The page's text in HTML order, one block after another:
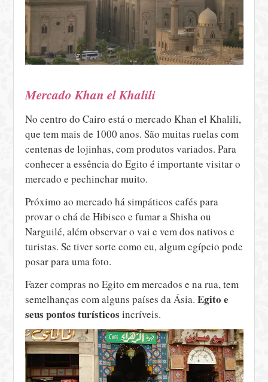
Mercado Khan el Khalili
No centro do Cairo está o mercado Khan el Khalili,
que tem mais de 1000 anos. São muitas ruelas com
centenas de lojinhas, com produtos variados. Para
conhecer a essência do Egito é importante visitar o
mercado e pechinchar muito.
Próximo ao mercado há simpáticos cafés para
provar o chá de Hibisco e fumar a Shisha ou
Narguilé, além observar o vai e vem dos nativos e
turistas. Se tiver sorte como eu, algum egípcio pode
posar para uma foto.
Fazer compras no Egito em mercados e na rua, tem
semelhanças com alguns países da Ásia.Egito e
seus pontos turísticosincríveis.